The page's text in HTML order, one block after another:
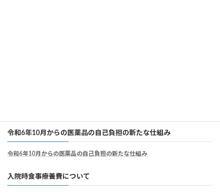
令和6年10月からの医薬品の自己負担の新たな仕組み
令和6年10月からの医薬品の自己負担の新たな仕組み
入院時食事療養費について